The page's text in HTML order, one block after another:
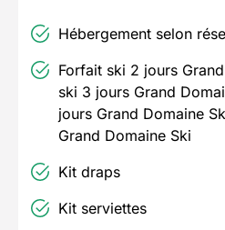
Hébergement selon
Forfait ski 2 jours
ski 3 jours Grand
jours Grand Domaine
Grand Domaine Ski
Kit draps
Kit serviettes